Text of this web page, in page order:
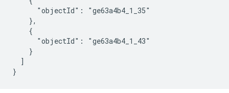
      "objectId": "ge63a4b4_1_35"
    },
    {
      "objectId": "ge63a4b4_1_43"
    }
  ]
}